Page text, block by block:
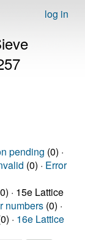
log in
pending (0) ·
(0) · Error
· 15e Lattice
numbers (0) ·
· 16e Lattice